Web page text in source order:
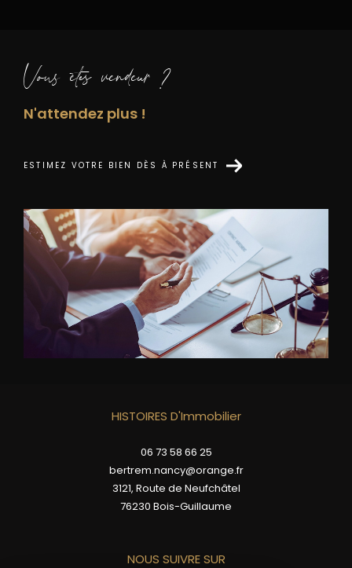
Vous êtes vendeur ?
N'attendez plus !
ESTIMEZ VOTRE BIEN DÈS À PRÉSENT
HISTOIRES D'Immobilier
06 73 58 66 25
bertrem.nancy@orange.fr
3121, Route de Neufchâtel
76230
Bois-Guillaume
NOUS SUIVRE SUR